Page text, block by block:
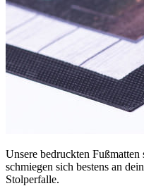
Unsere bedruckten
schmiegen sich bestens an
Stolperfalle.